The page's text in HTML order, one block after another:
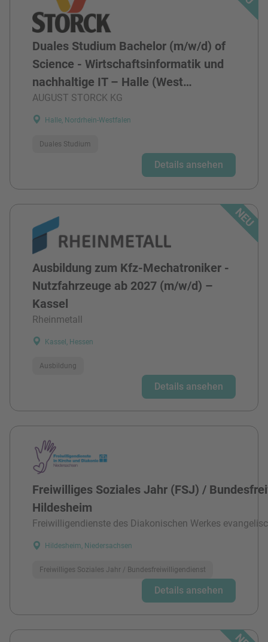
Duales Studium Bachelor (m/w/d) of
Science - Wirtschaftsinformatik und
nachhaltige IT – Halle (West…
AUGUST STORCK KG
Halle, Nordrhein-Westfalen
Duales Studium
Details ansehen
Ausbildung zum Kfz-Mechatroniker -
Nutzfahrzeuge ab 2027 (m/w/d) –
Kassel
Rheinmetall
Kassel, Hessen
Ausbildung
Details ansehen
Freiwilliges Soziales Jahr (FSJ) /
Hildesheim
Freiwilligendienste des Diakonischen Werkes
Hildesheim, Niedersachsen
Freiwilliges Soziales Jahr / Bundesfreiwilligendienst
Details ansehen